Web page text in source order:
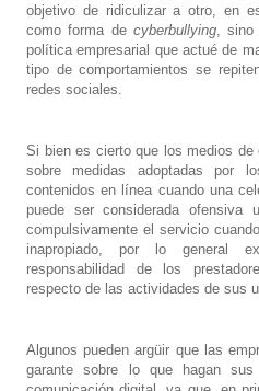
objetivo de ridiculizar a otro, en
como forma de cyberbullying, sino
política empresarial que actué de
tipo de comportamientos se
redes sociales.
Si bien es cierto que los medios
sobre medidas adoptadas por
contenidos en línea cuando una
puede ser considerada ofensiva
compulsivamente el servicio
inapropiado, por lo general
responsabilidad de los
respecto de las actividades de sus
Algunos pueden argüir que las
garante sobre lo que hagan